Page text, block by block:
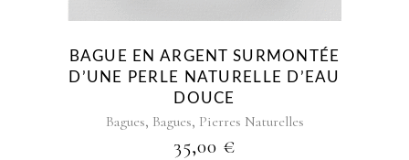
peuvent
choisies
sur
la
page
du
BAGUE EN ARGENT SURMONTÉE
D’UNE PERLE NATURELLE D’EAU
DOUCE
Bagues, Bagues, Pierres Naturelles
35,00 €